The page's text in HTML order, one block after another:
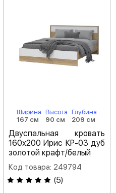
Ширина
167 см
Высота
90 см
Глубина
209 см
Двуспальная кровать
160х200 Ирис КР-03 дуб
золотой крафт/белый
Код товара: 249794
(5)